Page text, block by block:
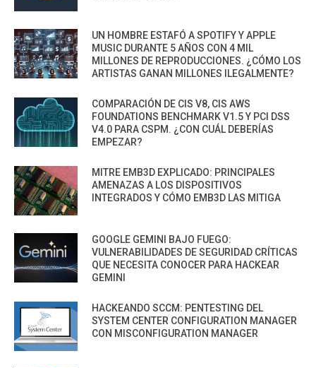
UN HOMBRE ESTAFÓ A SPOTIFY Y APPLE
MUSIC DURANTE 5 AÑOS CON 4 MIL
MILLONES DE REPRODUCCIONES. ¿CÓMO LOS
ARTISTAS GANAN MILLONES ILEGALMENTE?
COMPARACIÓN DE CIS V8, CIS AWS
FOUNDATIONS BENCHMARK V1.5 Y PCI DSS
V4.0 PARA CSPM. ¿CON CUÁL DEBERÍAS
EMPEZAR?
MITRE EMB3D EXPLICADO: PRINCIPALES
AMENAZAS A LOS DISPOSITIVOS
INTEGRADOS Y CÓMO EMB3D LAS MITIGA
GOOGLE GEMINI BAJO FUEGO:
VULNERABILIDADES DE SEGURIDAD CRÍTICAS
QUE NECESITA CONOCER PARA HACKEAR
GEMINI
HACKEANDO SCCM: PENTESTING DEL
SYSTEM CENTER CONFIGURATION MANAGER
CON MISCONFIGURATION MANAGER